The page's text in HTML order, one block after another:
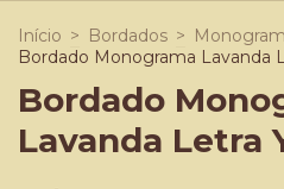
Início > Bordados >
Bordado Monograma Lavanda
Bordado
Lavanda Letra